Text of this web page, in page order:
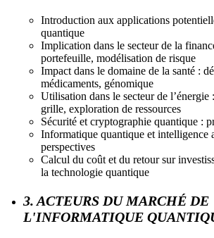
Introduction aux applications
quantique
Implication dans le secteur de la
portefeuille, modélisation de risque
Impact dans le domaine de la santé :
médicaments, génomique
Utilisation dans le secteur de l’énergie
grille, exploration de ressources
Sécurité et cryptographie quantique :
Informatique quantique et intelligence
perspectives
Calcul du coût et du retour sur
la technologie quantique
3. ACTEURS DU MARCHÉ DE
L'INFORMATIQUE